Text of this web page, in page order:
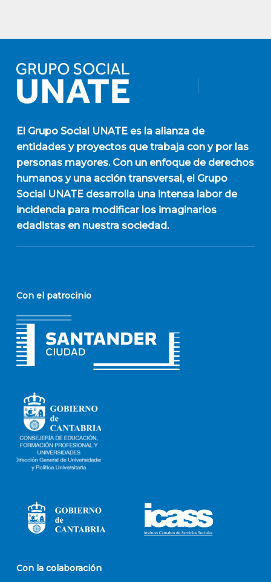
El Grupo Social UNATEes la alianza de
entidades y proyectos que trabaja con y por las
personas mayores. Con un enfoque de derechos
humanos y una acción transversal, el Grupo
Social UNATE desarrolla una intensa labor de
incidencia para modificar los imaginarios
edadistas en nuestra sociedad.
Con el patrocinio
Con la colaboración